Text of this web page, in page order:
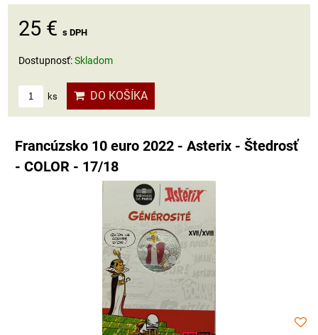
25 € s DPH
Dostupnosť:Skladom
ks DO KOŠÍKA
Francúzsko 10 euro 2022 - Asterix - Štedrosť
- COLOR - 17/18